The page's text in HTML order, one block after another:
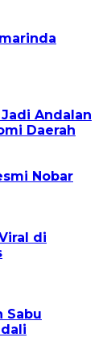
Andalan
Daerah
Nobar
di
Sabu